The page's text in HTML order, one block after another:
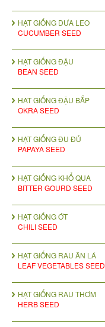
HẠT GIỐNG DƯA LEO
CUCUMBER SEED
HẠT GIỐNG ĐẬU
BEAN SEED
HAT GIỐNG ĐẬU BẮP
OKRA SEED
HẠT GIỐNG ĐU ĐỦ
PAPAYA SEED
HẠT GIỐNG KHỔ QUA
BITTER GOURD SEED
HẠT GIỐNG ỚT
CHILI SEED
HẠT GIỐNG RAU ĂN LÁ
LEAF VEGETABLES SEED
HẠT GIỐNG RAU THƠM
HERB SEED